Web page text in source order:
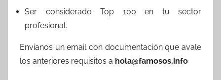
Ser considerado Top 100 en tu sector
profesional.
Envianos un email con documentación que avale
los anteriores requisitos a hola@famosos.info